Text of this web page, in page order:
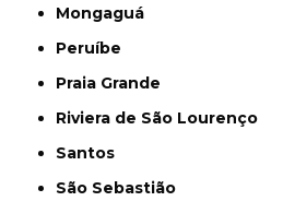
Mongaguá
Peruíbe
Praia Grande
Riviera de São Lourenço
Santos
São Sebastião